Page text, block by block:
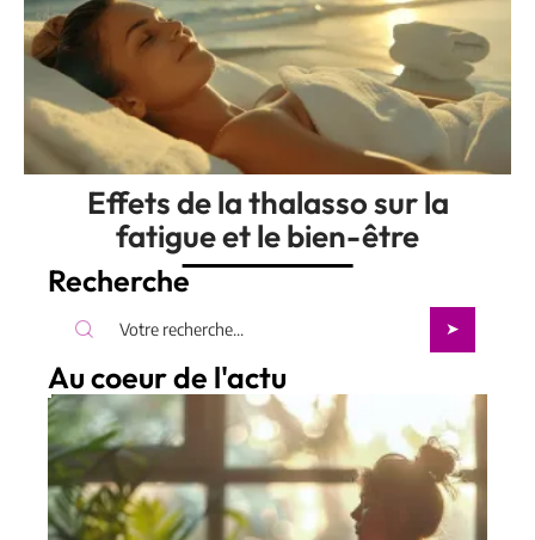
Effets de la thalasso sur la
fatigue et le bien-être
Recherche
Au coeur de l'actu